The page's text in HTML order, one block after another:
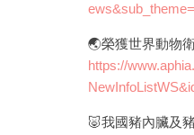
🌏榮獲世界動物
https://
🐷我國豬內臟及